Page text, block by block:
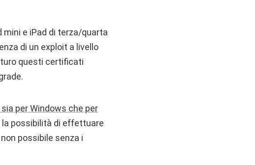
mini e iPad di terza/quarta
di un exploit a livello
questi certificati
per Windows che per
la possibilità di effettuare
possibile senza i